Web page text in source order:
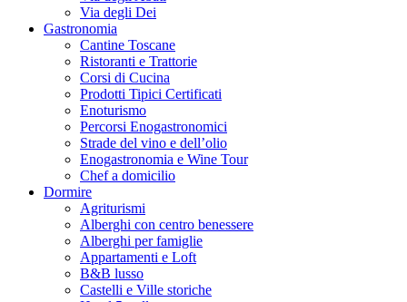
Via degli Dei
Gastronomia
Cantine Toscane
Ristoranti e Trattorie
Corsi di Cucina
Prodotti Tipici Certificati
Enoturismo
Percorsi Enogastronomici
Strade del vino e dell’olio
Enogastronomia e Wine Tour
Chef a domicilio
Dormire
Agriturismi
Alberghi con centro benessere
Alberghi per famiglie
Appartamenti e Loft
B&B lusso
Castelli e Ville storiche